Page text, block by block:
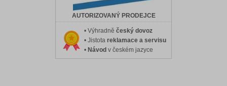
AUTORIZOVANÝ PRODEJCE
• Výhradně český dovoz
• Jistota reklamace a servisu
• Návod v českém jazyce